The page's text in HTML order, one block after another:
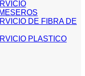
DE FIBRA DE
PLASTICO